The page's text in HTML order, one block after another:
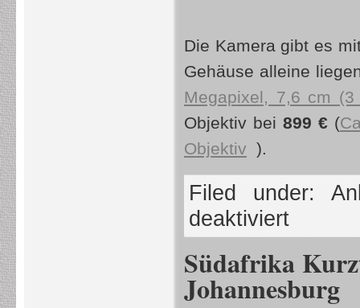
Die Kamera gibt es
Gehäuse alleine
Megapixel, 7,6 cm (3
Objektiv bei 899 € (
Objektiv ).
Filed under:
deaktiviert
Südafrika
Johannesburg